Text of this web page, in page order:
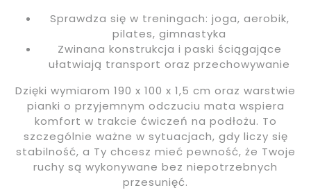
Sprawdza się w treningach: joga, aerobik,
pilates, gimnastyka
Zwinana konstrukcja i paski ściągające
ułatwiają transport oraz przechowywanie
Dzięki wymiarom 190 x 100 x 1,5 cm oraz warstwie
pianki o przyjemnym odczuciu mata wspiera
komfort w trakcie ćwiczeń na podłożu. To
szczególnie ważne w sytuacjach, gdy liczy się
stabilność, a Ty chcesz mieć pewność, że Twoje
ruchy są wykonywane bez niepotrzebnych
przesunięć.